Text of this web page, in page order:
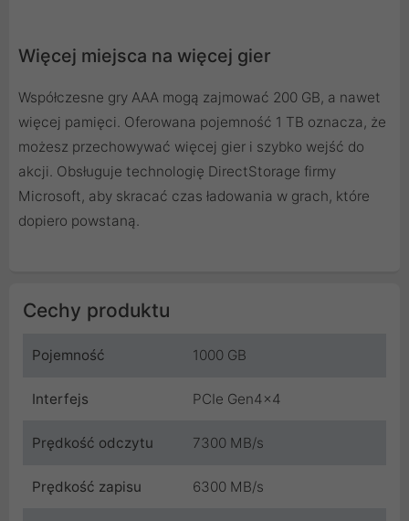
Więcej miejsca na więcej gier
Współczesne gry AAA mogą zajmować 200 GB, a nawet
więcej pamięci. Oferowana pojemność 1 TB oznacza, że
możesz przechowywać więcej gier i szybko wejść do
akcji. Obsługuje technologię DirectStorage firmy
Microsoft, aby skracać czas ładowania w grach, które
dopiero powstaną.
Cechy produktu
Pojemność 1000 GB
Interfejs PCIe Gen4x4
Prędkość odczytu 7300 MB/s
Prędkość zapisu 6300 MB/s